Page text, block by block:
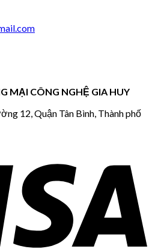
MẠI CÔNG NGHỆ GIA HUY
12, Quận Tân Bình, Thành phố